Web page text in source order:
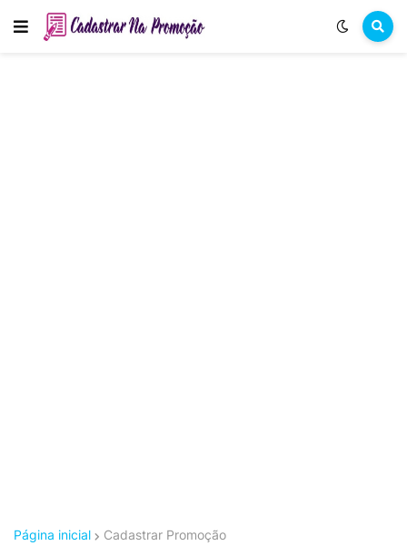
Página inicial Cadastrar Promoção